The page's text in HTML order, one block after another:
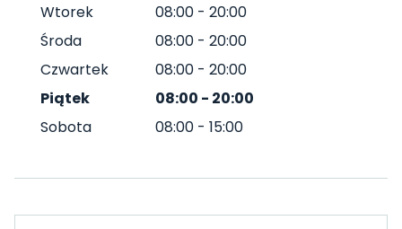
Wtorek
08:00 - 20:00
Środa
08:00 - 20:00
Czwartek
08:00 - 20:00
Piątek
08:00 - 20:00
Sobota
08:00 - 15:00